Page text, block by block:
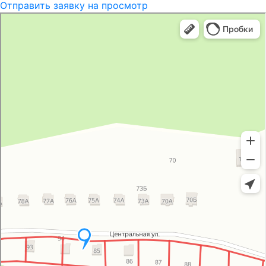
Отправить заявку на просмотр
Группа компаний Технолайн